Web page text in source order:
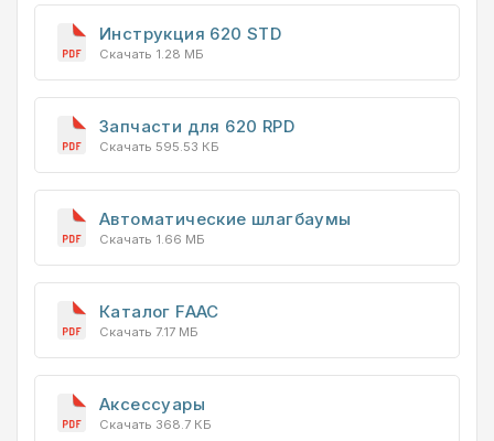
Инструкция 620 STD
Скачать 1.28 МБ
Запчасти для 620 RPD
Скачать 595.53 КБ
Автоматические шлагбаумы
Скачать 1.66 МБ
Каталог FAAC
Скачать 7.17 МБ
Аксессуары
Скачать 368.7 КБ